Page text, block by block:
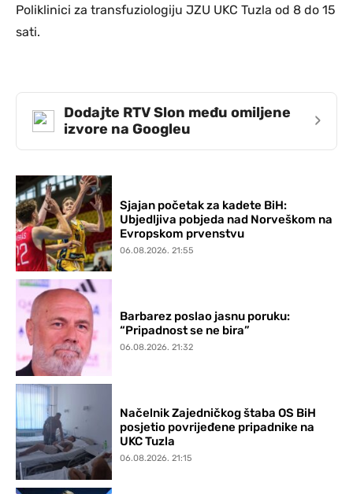
Poliklinici za transfuziologiju JZU UKC Tuzla od 8 do 15
sati.
Dodajte RTV Slon među omiljene
izvore na Googleu
›
Sjajan početak za kadete BiH:
Ubjedljiva pobjeda nad Norveškom na
Evropskom prvenstvu
06.08.2026. 21:55
Barbarez poslao jasnu poruku:
“Pripadnost se ne bira”
06.08.2026. 21:32
Načelnik Zajedničkog štaba OS BiH
posjetio povrijeđene pripadnike na
UKC Tuzla
06.08.2026. 21:15